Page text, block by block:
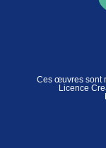
Ces œuvres sont
Licence